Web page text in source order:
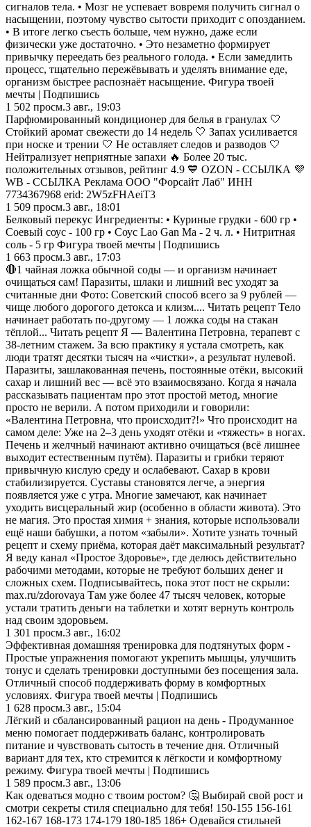
сигналов тела. • Мозг не успевает вовремя получить сигнал о
насыщении, поэтому чувство сытости приходит с опозданием.
• В итоге легко съесть больше, чем нужно, даже если
физически уже достаточно. • Это незаметно формирует
привычку переедать без реального голода. • Если замедлить
процесс, тщательно пережёвывать и уделять внимание еде,
организм быстрее распознаёт насыщение. Фигура твоей
мечты | Подпишись
1 502 просм.3 авг., 19:03
Парфюмированный кондиционер для белья в гранулах 🤍
Стойкий аромат свежести до 14 недель 🤍 Запах усиливается
при носке и трении 🤍 Не оставляет следов и разводов 🤍
Нейтрализует неприятные запахи 🔥 Более 20 тыс.
положительных отзывов, рейтинг 4.9 💙 OZON - ССЫЛКА 💜
WB - ССЫЛКА Реклама ООО "Форсайт Лаб" ИНН
7734367968 erid: 2W5zFHAeiT3
1 509 просм.3 авг., 18:01
Белковый перекус Ингредиенты: • Куриные грудки - 600 гр •
Соевый соус - 100 гр • Соус Lao Gan Ma - 2 ч. л. • Нитритная
соль - 5 гр Фигура твоей мечты | Подпишись
1 663 просм.3 авг., 17:03
🔴1 чайная ложка обычной соды — и организм начинает
очищаться сам! Паразиты, шлаки и лишний вес уходят за
считанные дни Фото: Советский способ всего за 9 рублей —
чище любого дорогого детокса и клизм.... Читать рецепт Тело
начинает работать по-другому — 1 ложка соды на стакан
тёплой... Читать рецепт Я — Валентина Петровна, терапевт с
38-летним стажем. За всю практику я устала смотреть, как
люди тратят десятки тысяч на «чистки», а результат нулевой.
Паразиты, зашлакованная печень, постоянные отёки, высокий
сахар и лишний вес — всё это взаимосвязано. Когда я начала
рассказывать пациентам про этот простой метод, многие
просто не верили. А потом приходили и говорили:
«Валентина Петровна, что происходит?!» Что происходит на
самом деле: Уже на 2–3 день уходят отёки и «тяжесть» в ногах.
Печень и желчный начинают активно очищаться (всё лишнее
выходит естественным путём). Паразиты и грибки теряют
привычную кислую среду и ослабевают. Сахар в крови
стабилизируется. Суставы становятся легче, а энергия
появляется уже с утра. Многие замечают, как начинает
уходить висцеральный жир (особенно в области живота). Это
не магия. Это простая химия + знания, которые использовали
ещё наши бабушки, а потом «забыли». Хотите узнать точный
рецепт и схему приёма, которая даёт максимальный результат?
Я веду канал «Простое Здоровье», где делюсь действительно
рабочими методами, которые не требуют больших денег и
сложных схем. Подписывайтесь, пока этот пост не скрыли:
max.ru/zdorovaya Там уже более 47 тысяч человек, которые
устали тратить деньги на таблетки и хотят вернуть контроль
над своим здоровьем.
1 301 просм.3 авг., 16:02
Эффективная домашняя тренировка для подтянутых форм -
Простые упражнения помогают укрепить мышцы, улучшить
тонус и сделать тренировки доступными без посещения зала.
Отличный способ поддерживать форму в комфортных
условиях. Фигура твоей мечты | Подпишись
1 628 просм.3 авг., 15:04
Лёгкий и сбалансированный рацион на день - Продуманное
меню помогает поддерживать баланс, контролировать
питание и чувствовать сытость в течение дня. Отличный
вариант для тех, кто стремится к лёгкости и комфортному
режиму. Фигура твоей мечты | Подпишись
1 589 просм.3 авг., 13:06
Как одеваться модно с твоим ростом? 🤔 Выбирай свой рост и
смотри секреты стиля специально для тебя! 150-155 156-161
162-167 168-173 174-179 180-185 186+ Одевайся стильней